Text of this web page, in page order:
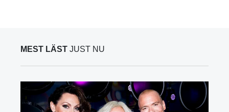
MEST LÄST JUST NU